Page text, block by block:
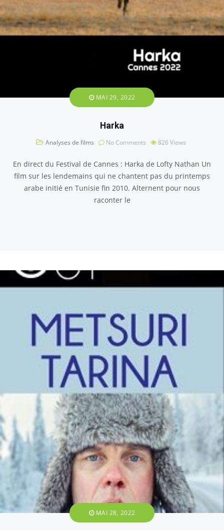
MAI 29, 2022
Harka
Analyses de films No Comments 826 Views
En direct du Festival de Cannes : Harka de Lofty Nathan Un
film sur les lendemains qui ne chantent pas du printemps
arabe initié en Tunisie fin 2010. Alternent pour nous
raconter le
MAI 28, 2022